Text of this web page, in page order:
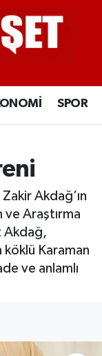
SPOR
Akdağ’ın
Araştırma
Akdağ,
Karaman
ve anlamlı